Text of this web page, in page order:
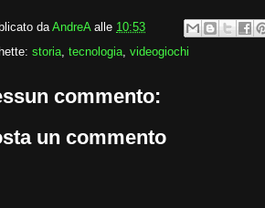
daAndreA alle 10:53
storia tecnologia videogiochi
commento:
un commento